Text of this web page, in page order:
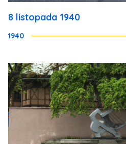
8 listopada 1940
1940